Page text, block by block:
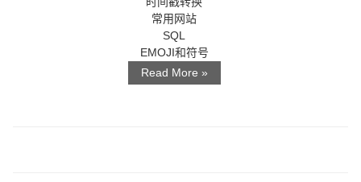
常用网站
SQL
EMOJI和符号
Read More »